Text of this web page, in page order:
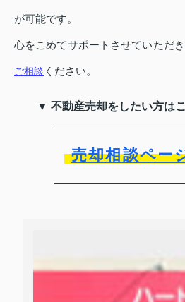
が可能です。
心をこめてサポートさせていただ
ご相談 ください。
▼ 不動産売却をしたい方は
売却相談ペー